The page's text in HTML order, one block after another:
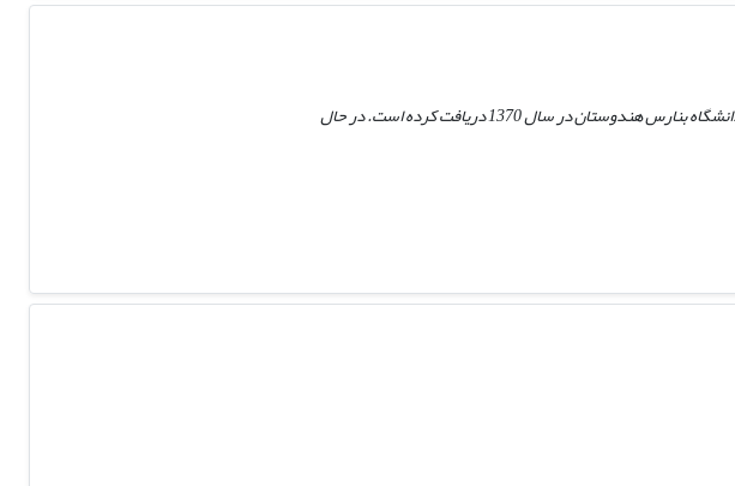
محمدحسین کریم متولد 1337 از سیستان، دوره دکتری اقتصاد توسعه کشاورزی خود را از دانشگاه بنارس هندوستان در سال 1370 دریافت کرده است. در حال